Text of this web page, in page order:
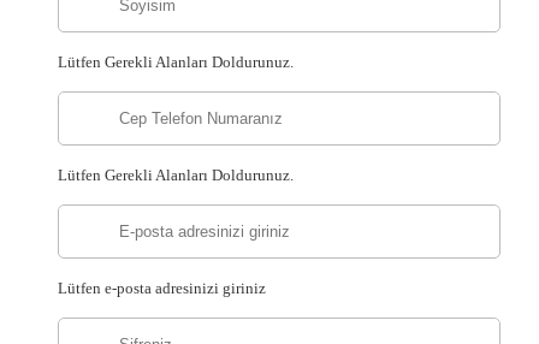
Lütfen Gerekli Alanları Doldurunuz.
Lütfen Gerekli Alanları Doldurunuz.
Lütfen e-posta adresinizi giriniz